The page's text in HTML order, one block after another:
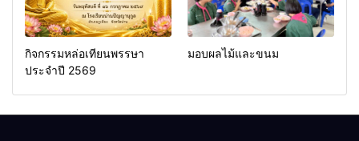
กิจกรรมหล่อเทียนพรรษา
ประจำปี 2569
มอบผลไม้และขนม